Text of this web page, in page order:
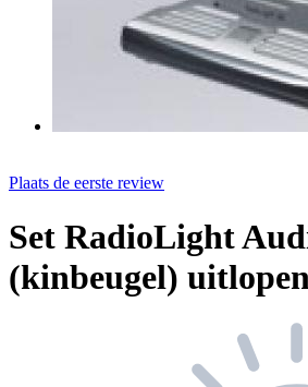
Plaats de eerste review
Set RadioLight
(kinbeugel)